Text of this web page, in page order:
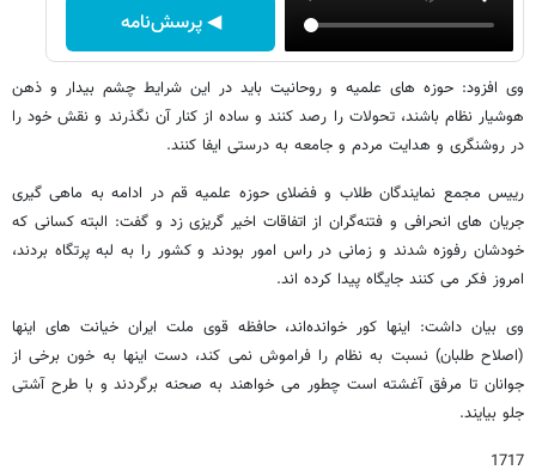
◀ پرسش‌نامه
وی افزود: حوزه های علمیه و روحانیت باید در این شرایط چشم بیدار و ذهن
هوشیار نظام باشند، تحولات را رصد کنند و ساده از کنار آن نگذرند و نقش خود را
در روشنگری و هدایت مردم و جامعه به درستی ایفا کنند.
رییس مجمع نمایندگان طلاب و فضلای حوزه علمیه قم در ادامه به ماهی گیری
جریان های انحرافی و فتنه‌گران از اتفاقات اخیر گریزی زد و گفت: البته کسانی که
خودشان رفوزه شدند و زمانی در راس امور بودند و کشور را به لبه پرتگاه بردند،
امروز فکر می کنند جایگاه پیدا کرده اند.
وی بیان داشت: اینها کور خوانده‌اند، حافظه قوی ملت ایران خیانت های اینها
(اصلاح طلبان) نسبت به نظام را فراموش نمی کند، دست اینها به خون برخی از
جوانان تا مرفق آغشته است چطور می خواهند به صحنه برگردند و با طرح آشتی
جلو بیایند.
1717